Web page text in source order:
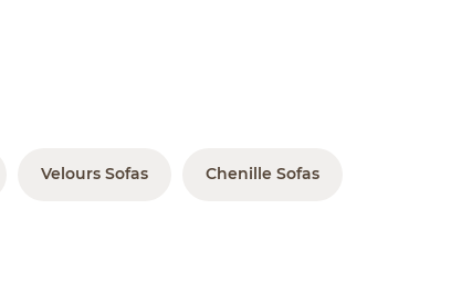
Velours Sofas Chenille Sofas